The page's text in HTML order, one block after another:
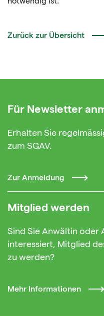
Zurück zur Übersicht
Für Newsletter
Erhalten Sie
zum SGAV.
Zur Anmeldung
Mitglied werden
Sind Sie Anwältin oder
interessiert, Mitglied
zu werden?
Mehr Informationen